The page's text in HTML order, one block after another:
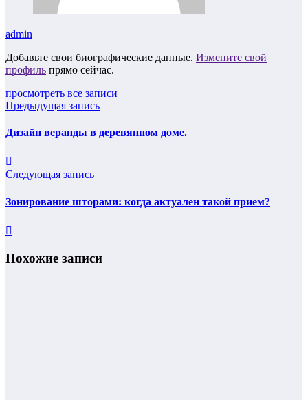
admin
Добавьте свои биографические данные. Измените свой
профиль прямо сейчас.
просмотреть все записи
Предыдущая запись
Дизайн веранды в деревянном доме.
Следующая запись
Зонирование шторами: когда актуален такой прием?
Похожие записи